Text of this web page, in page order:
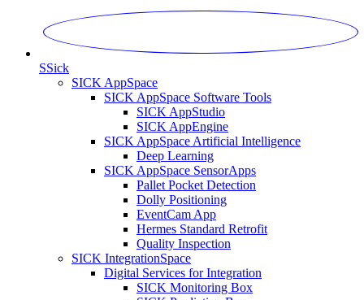
SSick
SICK AppSpace
SICK AppSpace Software Tools
SICK AppStudio
SICK AppEngine
SICK AppSpace Artificial Intelligence
Deep Learning
SICK AppSpace SensorApps
Pallet Pocket Detection
Dolly Positioning
EventCam App
Hermes Standard Retrofit
Quality Inspection
SICK IntegrationSpace
Digital Services for Integration
SICK Monitoring Box